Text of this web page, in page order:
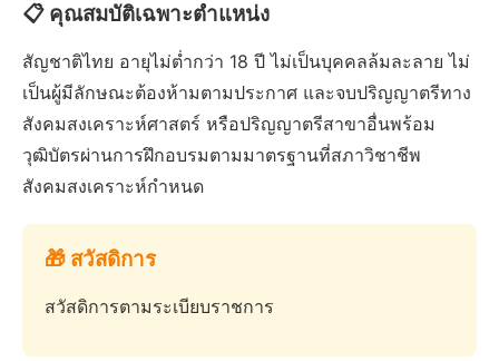
📋 คุณสมบัติเฉพาะตำแหน่ง
สัญชาติไทย อายุไม่ต่ำกว่า 18 ปี ไม่เป็นบุคคลล้มละลาย ไม่
เป็นผู้มีลักษณะต้องห้ามตามประกาศ และจบปริญญาตรีทาง
สังคมสงเคราะห์ศาสตร์ หรือปริญญาตรีสาขาอื่นพร้อม
วุฒิบัตรผ่านการฝึกอบรมตามมาตรฐานที่สภาวิชาชีพ
สังคมสงเคราะห์กำหนด
🎁 สวัสดิการ
สวัสดิการตามระเบียบราชการ